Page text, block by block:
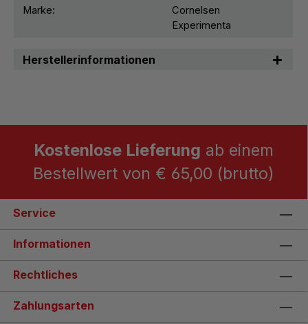
Marke:
Cornelsen
Experimenta
Herstellerinformationen
Kostenlose Lieferung ab einem
Bestellwert von € 65,00 (brutto)
Service
Informationen
Rechtliches
Zahlungsarten